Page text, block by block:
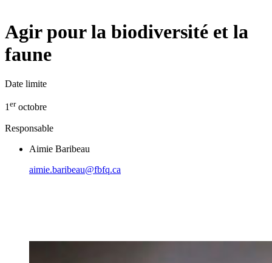
Agir pour la biodiversité et la
faune
Date limite
1eroctobre
Responsable
Aimie Baribeau
aimie.baribeau@fbfq.ca